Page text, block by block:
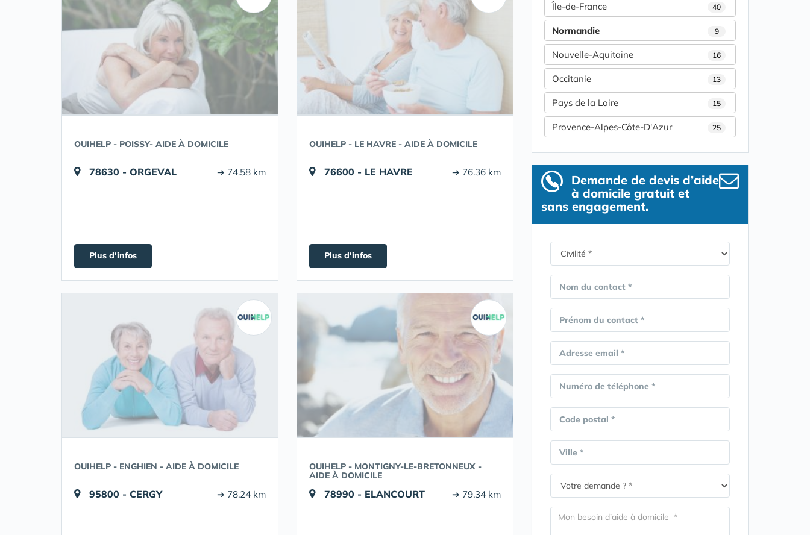
OUIHELP - POISSY- AIDE À DOMICILE
78630 - ORGEVAL ➔ 74.58 km
Plus d'infos
OUIHELP - LE HAVRE - AIDE À DOMICILE
76600 - LE HAVRE ➔ 76.36 km
Plus d'infos
OUIHELP - ENGHIEN - AIDE À DOMICILE
95800 - CERGY ➔ 78.24 km
OUIHELP - MONTIGNY-LE-BRETONNEUX -
AIDE À DOMICILE
78990 - ELANCOURT ➔ 79.34 km
Île-de-France 40
Normandie 9
Nouvelle-Aquitaine 16
Occitanie 13
Pays de la Loire 15
Provence-Alpes-Côte-D'Azur 25
Demande de devis d’aide
à domicile gratuit et
sans engagement.
Nom du contact *
Prénom du contact *
Adresse email *
Numéro de téléphone *
Code postal *
Ville *